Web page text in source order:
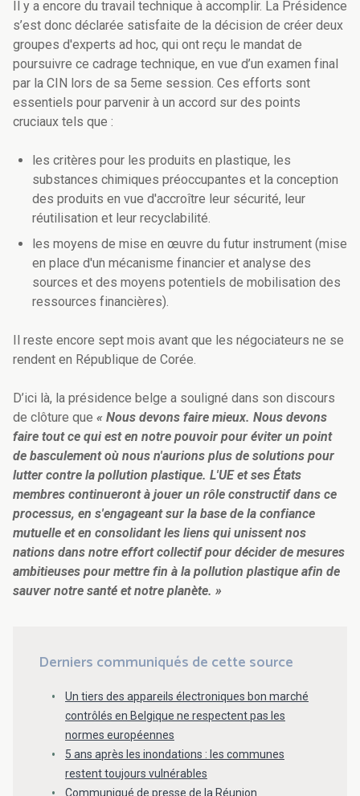
Il y a encore du travail technique à accomplir. La Présidence
s’est donc déclarée satisfaite de la décision de créer deux
groupes d'experts ad hoc, qui ont reçu le mandat de
poursuivre ce cadrage technique, en vue d’un examen final
par la CIN lors de sa 5eme session. Ces efforts sont
essentiels pour parvenir à un accord sur des points
cruciaux tels que :
les critères pour les produits en plastique, les
substances chimiques préoccupantes et la conception
des produits en vue d'accroître leur sécurité, leur
réutilisation et leur recyclabilité.
les moyens de mise en œuvre du futur instrument (mise
en place d'un mécanisme financier et analyse des
sources et des moyens potentiels de mobilisation des
ressources financières).
Il reste encore sept mois avant que les négociateurs ne se
rendent en République de Corée.
D’ici là, la présidence belge a souligné dans son discours
de clôture que « Nous devons faire mieux. Nous devons
faire tout ce qui est en notre pouvoir pour éviter un point
de basculement où nous n'aurions plus de solutions pour
lutter contre la pollution plastique. L'UE et ses États
membres continueront à jouer un rôle constructif dans ce
processus, en s'engageant sur la base de la confiance
mutuelle et en consolidant les liens qui unissent nos
nations dans notre effort collectif pour décider de mesures
ambitieuses pour mettre fin à la pollution plastique afin de
sauver notre santé et notre planète. »
Derniers communiqués de cette source
Un tiers des appareils électroniques bon marché
contrôlés en Belgique ne respectent pas les
normes européennes
5 ans après les inondations : les communes
restent toujours vulnérables
Communiqué de presse de la Réunion